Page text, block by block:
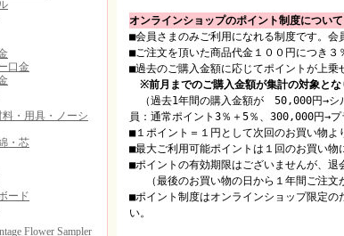
オンラインショップのポイント制度について
■会員さまのみご利用になれる制度です。会
■ご注文を頂いた商品代金１００円につき３
■過去のご購入金額に応じてポイントが上乗
※前月までのご購入金額が集計の対象とな
（過去1年間の購入金額が 50,000円→シ
員：通常ポイント3％＋5％、300,000円→プ
■１ポイント＝１円として次回のお買い物よ
■最大ご利用可能ポイントは１回のお買い物
■ポイントの有効期限はございませんが、退
（最後のお買い物の日から１年間ご注文
■ポイント制度はオンラインショップ限定
い。